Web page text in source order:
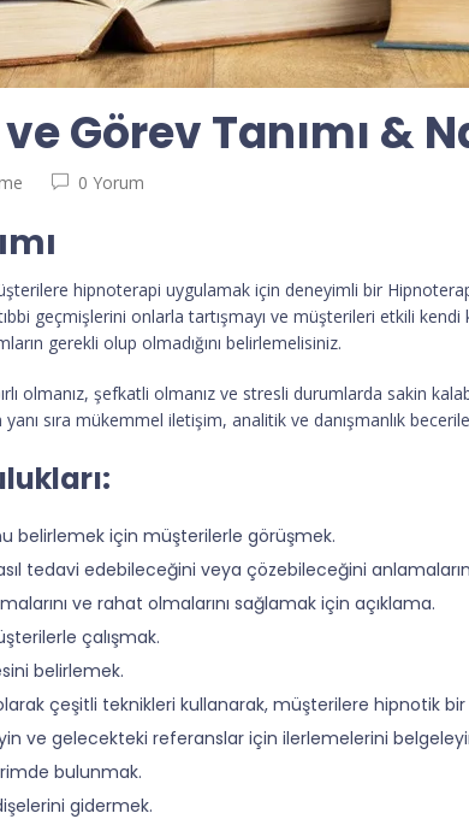
Görev Tanımı &
0 Yorum
hipnoterapi uygulamak için deneyimli bir
geçmişlerini onlarla tartışmayı ve müşterileri etkili
gerekli olup olmadığını belirlemelisiniz.
olmanız, şefkatli olmanız ve stresli durumlarda sakin
sıra mükemmel iletişim, analitik ve danışmanlık
belirlemek için müşterilerle görüşmek.
tedavi edebileceğini veya çözebileceğini
ve rahat olmalarını sağlamak için açıklama.
çalışmak.
belirlemek.
olarak çeşitli teknikleri kullanarak, müşterilere hipnotik
ve gelecekteki referanslar için ilerlemelerini
bulunmak.
gidermek.